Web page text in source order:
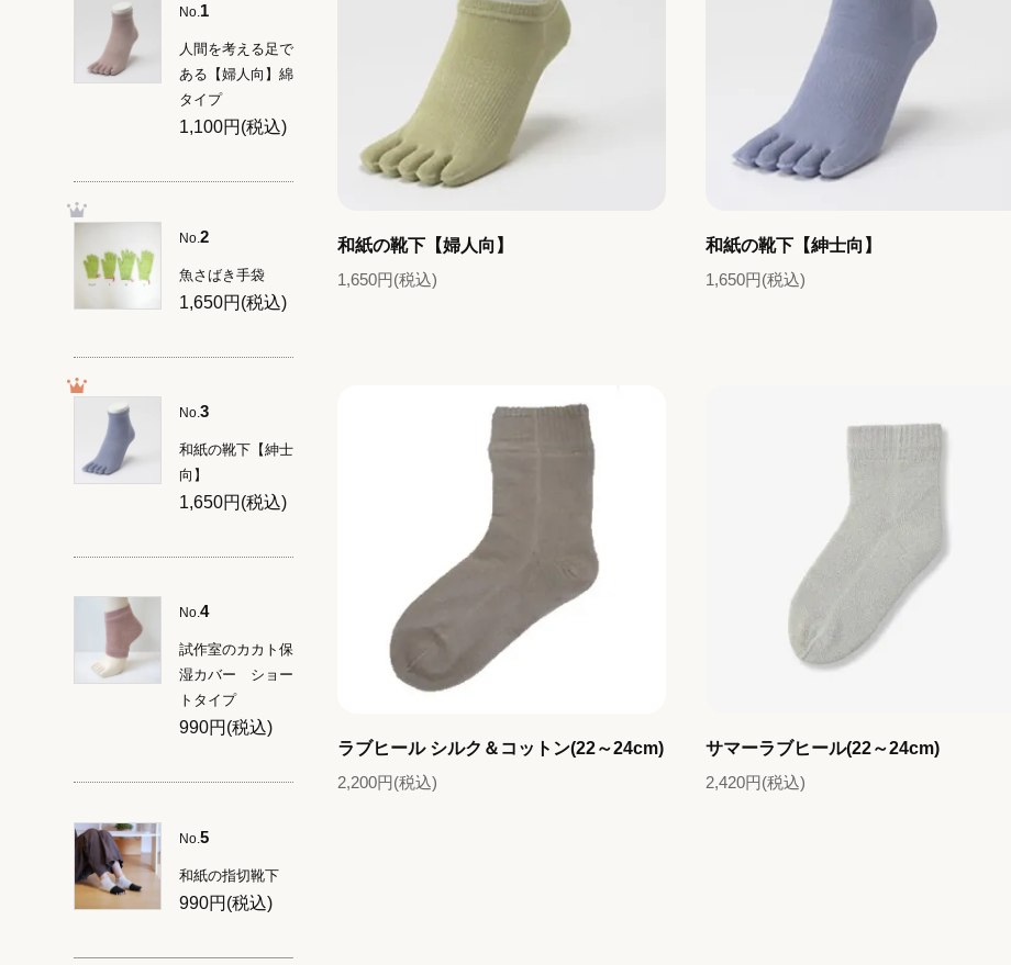
和紙の靴下【婦人向】
1,650円(税込)
和紙の靴下【紳士向】
1,650円(税込)
ラブヒール シルク＆コットン(22～24cm)
2,200円(税込)
サマーラブヒール(22～24cm)
2,420円(税込)
No.1
人間を考える足で
ある【婦人向】綿
タイプ
1,100円(税込)
No.2
魚さばき手袋
1,650円(税込)
No.3
和紙の靴下【紳士
向】
1,650円(税込)
No.4
試作室のカカト保
湿カバー ショー
トタイプ
990円(税込)
No.5
和紙の指切靴下
990円(税込)